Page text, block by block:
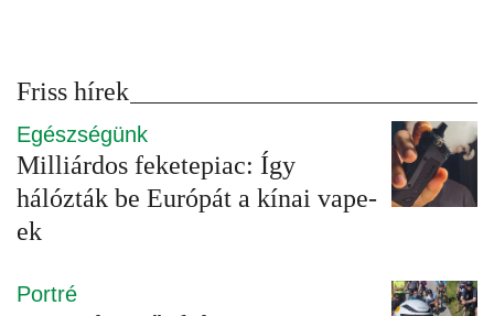
Friss hírek
Egészségünk
Milliárdos feketepiac: Így
hálózták be Európát a kínai vape-
ek
Portré